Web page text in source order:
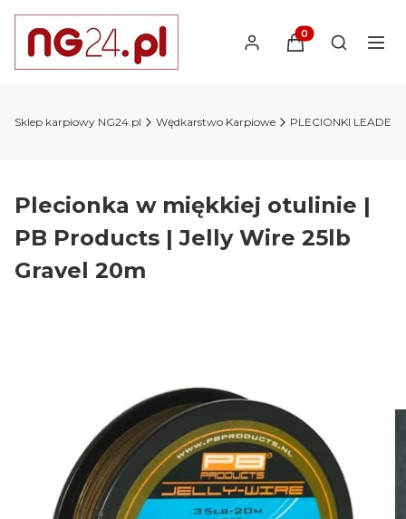
Produkty w
Otwórz
Sklep karpiowy NG24.pl Wędkarstwo Karpiowe PLECIONKI
Plecionka w miękkiej otulinie |
PB Products | Jelly Wire 25lb
Gravel 20m